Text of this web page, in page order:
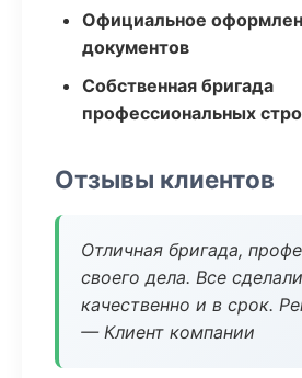
Официальное
документов
Собственная бригада
профессиональных
Отзывы клиентов
Отличная бригада,
своего дела. Все сделали
качественно и в срок.
— Клиент компании